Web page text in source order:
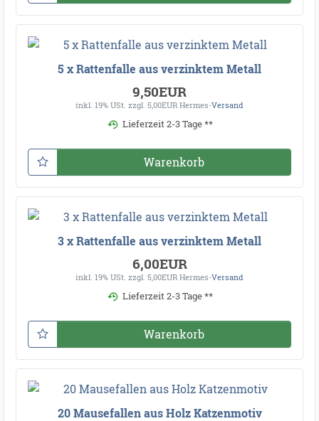
5 x Rattenfalle aus verzinktem Metall
9,50EUR
inkl. 19% USt. zzgl. 5,00EUR Hermes-Versand
Lieferzeit 2-3 Tage **
Warenkorb
3 x Rattenfalle aus verzinktem Metall
6,00EUR
inkl. 19% USt. zzgl. 5,00EUR Hermes-Versand
Lieferzeit 2-3 Tage **
Warenkorb
20 Mausefallen aus Holz Katzenmotiv